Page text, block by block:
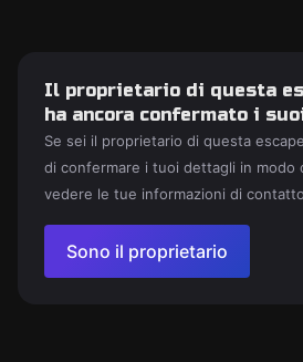
Il proprietario di questa
ha ancora confermato i
Se sei il proprietario di questa
di confermare i tuoi dettagli in modo
vedere le tue informazioni di
Sono il proprietario